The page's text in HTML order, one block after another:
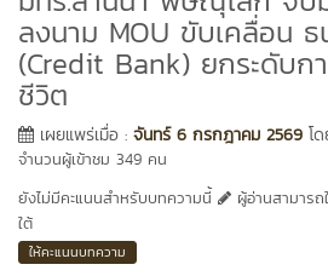
ลงนาม MOU ขับเคลื่อน
(Credit Bank) ยกระดับก
ชีวิต
เผยแพร่เมื่อ : จันทร์ 6 กรกฎาคม 2569 โ
จำนวนผู้เข้าชม 349 คน
ยังไม่มีคะแนนสำหรับบทความนี้
ผู้อ่านสามาร
ใต้
ให้คะแนนบทความ